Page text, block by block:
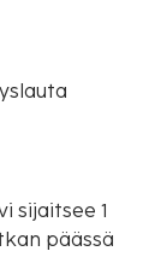
sijaitsee 1
päässä